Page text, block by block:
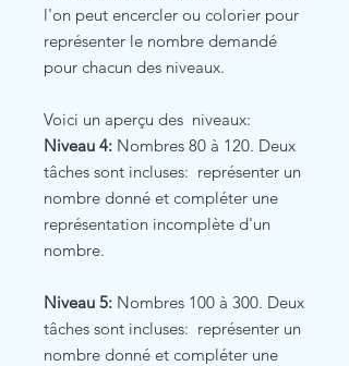
l'on peut encercler ou colorier pour
représenter le nombre demandé
pour chacun des niveaux.
Voici un aperçu des niveaux:
Niveau 4: Nombres 80 à 120. Deux
tâches sont incluses: représenter un
nombre donné et compléter une
représentation incomplète d'un
nombre.
Niveau 5: Nombres 100 à 300. Deux
tâches sont incluses: représenter un
nombre donné et compléter une